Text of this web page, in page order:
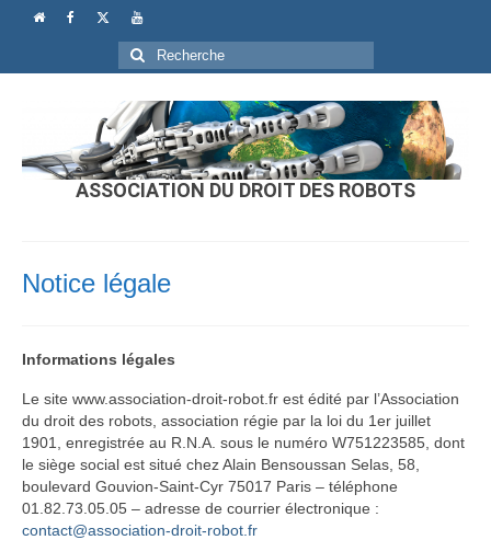
Rechercher
:
ASSOCIATION DU DROIT DES ROBOTS
Notice légale
Informations légales
Le site www.association-droit-robot.fr est édité par l’Association
du droit des robots, association régie par la loi du 1er juillet
1901, enregistrée au R.N.A. sous le numéro W751223585, dont
le siège social est situé chez Alain Bensoussan Selas, 58,
boulevard Gouvion-Saint-Cyr 75017 Paris – téléphone
01.82.73.05.05 – adresse de courrier électronique :
contact@association-droit-robot.fr